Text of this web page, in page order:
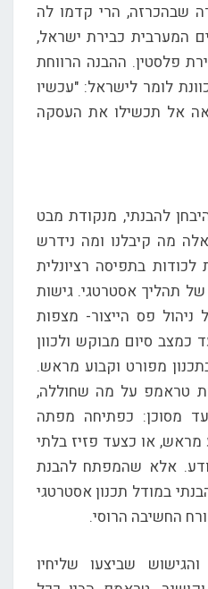
שבהכרזה, הרי קדמו לה
המערבית כבירת ישראל,
פלסטין. ההבנה הרווחת
לומר לישראל: "עכשיו
אל תכשילו את העסקה
להבנתי, מנקודת מבט
מה קיבלנו ומה נידרש
בתפיסה רציונלית
של תהליך אסטרטגי. גישות
ניהול פס הייצור- מצפות
כמצב סיום מבוקש ולכוון
מפורט וקבוע מראש.
טראמפ על מה שחוללה,
מסוכן: כפתיחה מפתה
מראש, או כצעד פזיז בלתי
אלא שהמפתח להבנת
במודל תכנון אסטרטגי
החשיבה הרוסי.
שביצעו שליחיו